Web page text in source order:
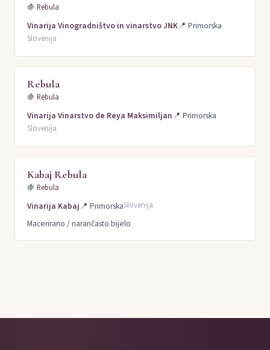
🍇 Rebula
Vinarija Vinogradništvo in vinarstvo JNK📍 Primorska
Slovenija
Rebula
🍇 Rebula
Vinarija Vinarstvo de Reya Maksimiljan📍 Primorska
Slovenija
Kabaj Rebula
🍇 Rebula
Vinarija Kabaj📍 PrimorskaSlovenija
Macerirano / narančasto bijelo